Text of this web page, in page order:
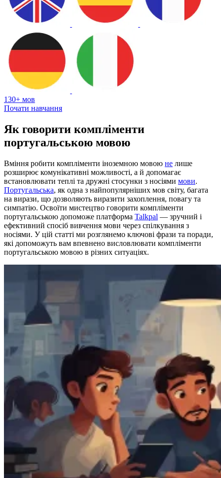
130+ мов
Почати навчання
Як говорити компліменти
португальською мовою
Вміння робити компліменти іноземною мовою не лише
розширює комунікативні можливості, а й допомагає
встановлювати теплі та дружні стосунки з носіями мови.
Португальська, як одна з найпопулярніших мов світу, багата
на вирази, що дозволяють виразити захоплення, повагу та
симпатію. Освоїти мистецтво говорити компліменти
португальською допоможе платформа Talkpal — зручний і
ефективний спосіб вивчення мови через спілкування з
носіями. У цій статті ми розглянемо ключові фрази та поради,
які допоможуть вам впевнено висловлювати компліменти
португальською мовою в різних ситуаціях.